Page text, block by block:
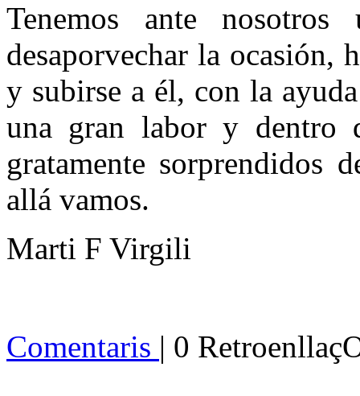
Tenemos ante
desaporvechar la ocasión,
y subirse a él, con la
una gran labor y dentro
gratamente sorprendidos
allá vamos.
Marti F Virgili
Comentaris | 0